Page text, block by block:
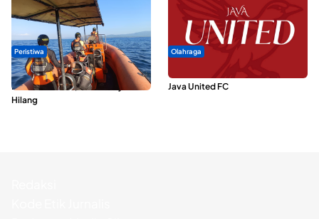
Peristiwa
Dua Longboat Bertabrakan di
Perairan Taliabu, Satu Nelayan
Hilang
Olahraga
Dari Malut United Berubah Jadi
Java United FC